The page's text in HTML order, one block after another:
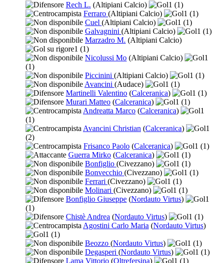
Rech L. (Altipiani Calcio) 1 (1)
Ferraro (Altipiani Calcio) 1 (1)
Cuel (Altipiani Calcio) 1 (1)
Galvagnini (Altipiani Calcio) 1 (1)
Marzadro M. (Altipiani Calcio)
1 (1)
Nicolussi Mo (Altipiani Calcio)
1
(1)
Piccinini (Altipiani Calcio) 1 (1)
Avancini (Audace) 1 (1)
Martinelli Valentino (Calceranica) 1 (1)
Murari Matteo (Calceranica) 1 (1)
Andreatta Marco (Calceranica)
1
(1)
Avancini Christian (Calceranica)
1
(2)
Frisanco Paolo (Calceranica) 1 (1)
Guerra Mirko (Calceranica) 1 (1)
Bonfiglio (Civezzano) 1 (1)
Bonvecchio (Civezzano) 1 (1)
Ferrari (Civezzano) 1 (1)
Molinari (Civezzano) 1 (1)
Bonfiglio Giuseppe (Nordauto Virtus)
1
(1)
Chistè Andrea (Nordauto Virtus) 1 (1)
Agostini Carlo Maria (Nordauto Virtus)
1 (1)
Beozzo (Nordauto Virtus) 1 (1)
Degasperi (Nordauto Virtus) 1 (1)
Lama Vittorio (Oltrefersina) 1 (1)